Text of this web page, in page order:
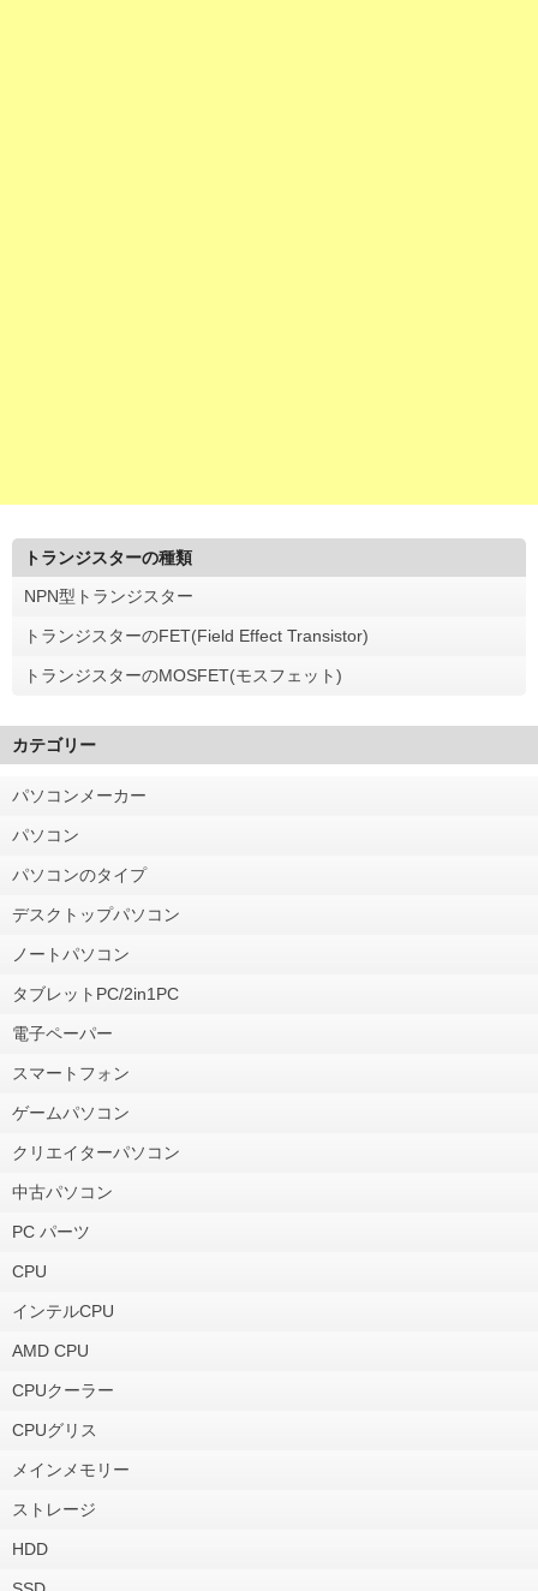
トランジスターの種類
NPN型トランジスター
トランジスターのFET(Field Effect Transistor)
トランジスターのMOSFET(モスフェット)
カテゴリー
パソコンメーカー
パソコン
パソコンのタイプ
デスクトップパソコン
ノートパソコン
タブレットPC/2in1PC
電子ペーパー
スマートフォン
ゲームパソコン
クリエイターパソコン
中古パソコン
PC パーツ
CPU
インテルCPU
AMD CPU
CPUクーラー
CPUグリス
メインメモリー
ストレージ
HDD